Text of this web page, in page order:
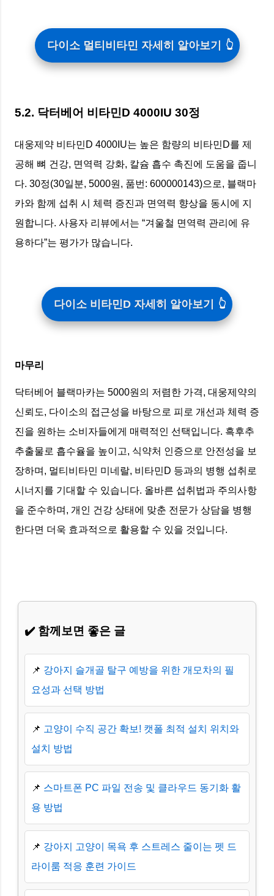
다이소 멀티비타민 자세히 알아보기
5.2. 닥터베어 비타민D 4000IU 30정
대웅제약 비타민D 4000IU는 높은 함량의 비타민D를 제
공해 뼈 건강, 면역력 강화, 칼슘 흡수 촉진에 도움을 줍니
다. 30정(30일분, 5000원, 품번: 600000143)으로, 블랙마
카와 함께 섭취 시 체력 증진과 면역력 향상을 동시에 지
원합니다. 사용자 리뷰에서는 “겨울철 면역력 관리에 유
용하다”는 평가가 많습니다.
다이소 비타민D 자세히 알아보기
마무리
닥터베어 블랙마카는 5000원의 저렴한 가격, 대웅제약의
신뢰도, 다이소의 접근성을 바탕으로 피로 개선과 체력 증
진을 원하는 소비자들에게 매력적인 선택입니다. 흑후추
추출물로 흡수율을 높이고, 식약처 인증으로 안전성을 보
장하며, 멀티비타민 미네랄, 비타민D 등과의 병행 섭취로
시너지를 기대할 수 있습니다. 올바른 섭취법과 주의사항
을 준수하며, 개인 건강 상태에 맞춘 전문가 상담을 병행
한다면 더욱 효과적으로 활용할 수 있을 것입니다.
✔️ 함께보면 좋은 글
📌 강아지 슬개골 탈구 예방을 위한 개모차의 필
요성과 선택 방법
📌 고양이 수직 공간 확보! 캣폴 최적 설치 위치와
설치 방법
📌 스마트폰 PC 파일 전송 및 클라우드 동기화 활
용 방법
📌 강아지 고양이 목욕 후 스트레스 줄이는 펫 드
라이룸 적응 훈련 가이드